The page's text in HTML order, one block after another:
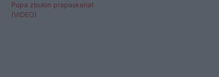
Pupa zbulon prapaskenat
(VIDEO)